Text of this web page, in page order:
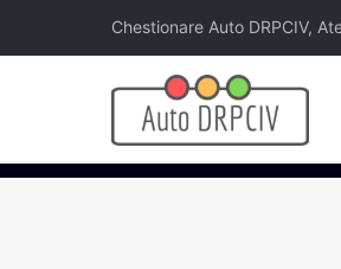
Chestionare Auto DRPCIV,